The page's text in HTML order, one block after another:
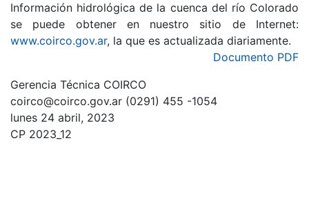
Información hidrológica de la cuenca del río Colorado
se puede obtener en nuestro sitio de Internet:
www.coirco.gov.ar, la que es actualizada diariamente.
Documento PDF
Gerencia Técnica COIRCO
coirco@coirco.gov.ar (0291) 455 -1054
lunes 24 abril, 2023
CP 2023_12